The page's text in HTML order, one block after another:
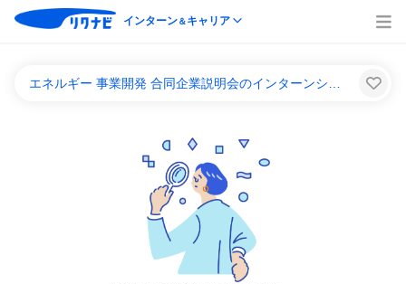
インターン＆キャリア